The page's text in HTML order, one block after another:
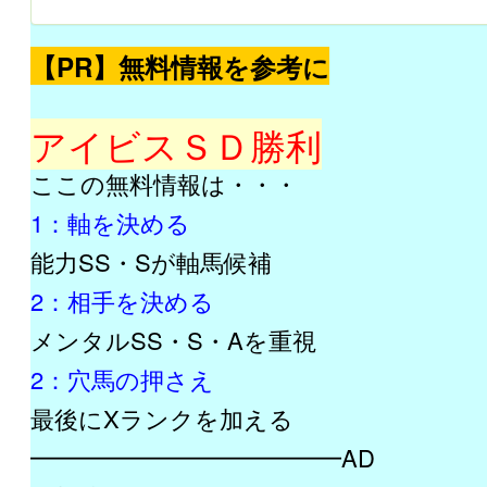
【PR】無料情報を参考に
アイビスＳＤ勝利
ここの無料情報は・・・
1：軸を決める
能力SS・Sが軸馬候補
2：相手を決める
メンタルSS・S・Aを重視
2：穴馬の押さえ
最後にXランクを加える
━━━━━━━━━━━━━AD